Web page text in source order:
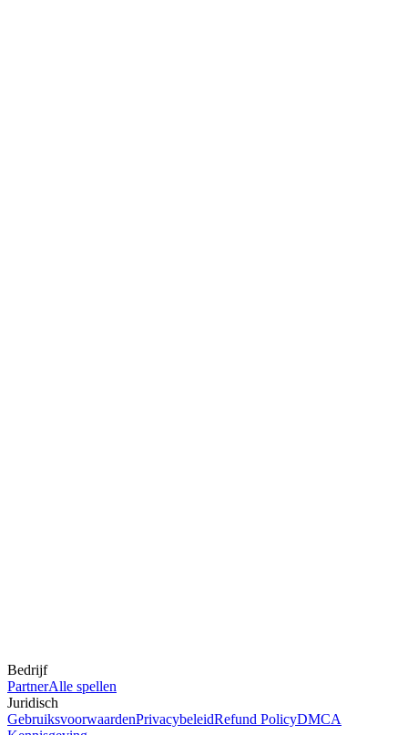
Bedrijf
PartnerAlle spellen
Juridisch
GebruiksvoorwaardenPrivacybeleidRefund PolicyDMCA